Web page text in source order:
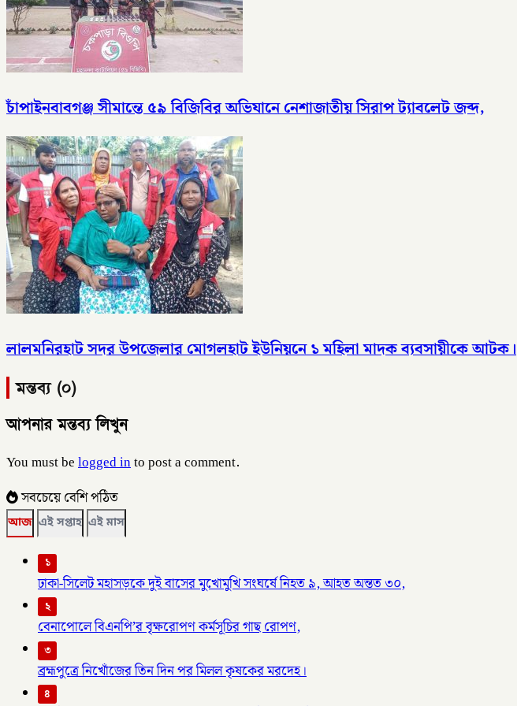
চাঁপাইনবাবগঞ্জ সীমান্তে ৫৯ বিজিবির অভিযানে নেশাজাতীয় সিরাপ ট্যাবলেট জব্দ,
লালমনিরহাট সদর উপজেলার মোগলহাট ইউনিয়নে ১ মহিলা মাদক ব্যবসায়ীকে আটক।
মন্তব্য (০)
আপনার মন্তব্য লিখুন
You must belogged into post a comment.
সবচেয়ে বেশি পঠিত
আজ এই সপ্তাহ এই মাস
১
ঢাকা-সিলেট মহাসড়কে দুই বাসের মুখোমুখি সংঘর্ষে নিহত ৯, আহত অন্তত ৩০,
২
বেনাপোলে বিএনপি’র বৃক্ষরোপণ কর্মসূচির গাছ রোপণ,
৩
ব্রহ্মপুত্রে নিখোঁজের তিন দিন পর মিলল কৃষকের মরদেহ।
৪